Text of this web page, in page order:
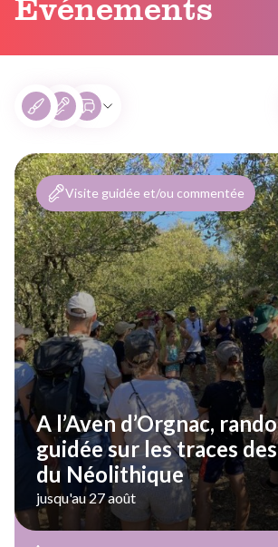
Événements
A l’Aven d’Orgnac,
guidée sur les traces
du Néolithique
jusqu'au 27 août
Visite guidée et/ou commentée